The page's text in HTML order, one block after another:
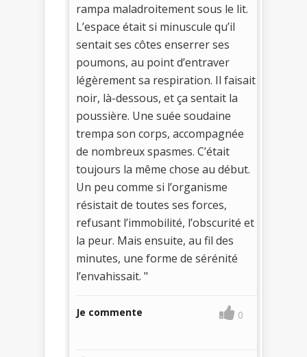
rampa maladroitement sous le lit.
L’espace était si minuscule qu’il
sentait ses côtes enserrer ses
poumons, au point d’entraver
légèrement sa respiration. Il faisait
noir, là-dessous, et ça sentait la
poussière. Une suée soudaine
trempa son corps, accompagnée
de nombreux spasmes. C’était
toujours la même chose au début.
Un peu comme si l’organisme
résistait de toutes ses forces,
refusant l’immobilité, l’obscurité et
la peur. Mais ensuite, au fil des
minutes, une forme de sérénité
l’envahissait. "
Je commente 0